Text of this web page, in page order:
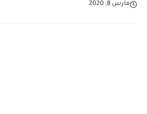
مارس 8, 2020